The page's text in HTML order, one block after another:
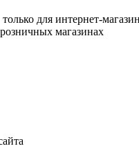
для интернет-
магазинах